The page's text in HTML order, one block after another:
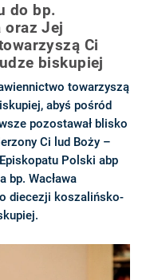
do bp.
oraz Jej
Ci
biskupiej
towarzyszą
abyś pośród
pozostawał blisko
Ci lud Boży –
Polski abp
bp. Wacława
diecezji koszalińsko-